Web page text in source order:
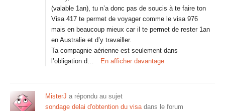
(valable 1an), tu n’a donc pas de soucis à te faire ton
Visa 417 te permet de voyager comme le visa 976
mais en beaucoup mieux car il te permet de rester 1an
en Australie et d’y travailler.
Ta compagnie aérienne est seulement dans
l’obligation d…
En afficher davantage
MisterJ a répondu au sujet
sondage delai d'obtention du visadans le forum